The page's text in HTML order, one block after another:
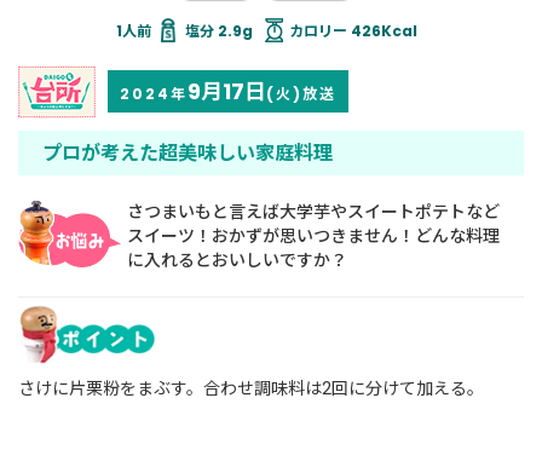
塩分 2.9g カロリー 426Kcal
2024年9月17日(火)放送
プロが考えた超美味しい家庭料理
さつまいもと言えば大学芋やスイートポテトなど
スイーツ！おかずが思いつきません！どんな料理
に入れるとおいしいですか？
さけに片栗粉をまぶす。合わせ調味料は2回に分けて加える。